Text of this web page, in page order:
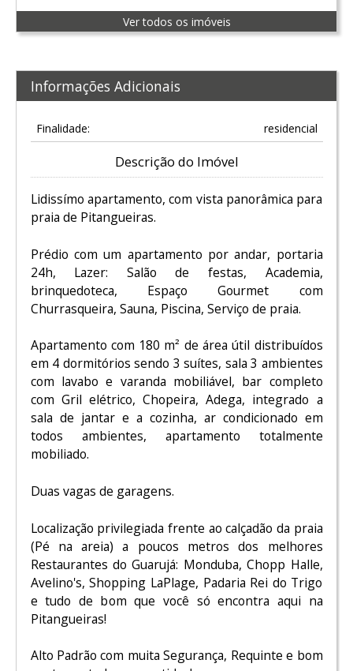
Ver todos os imóveis
Informações Adicionais
Finalidade: residencial
Descrição do Imóvel
Lidissímo apartamento, com vista panorâmica para
praia de Pitangueiras.
Prédio com um apartamento por andar, portaria
24h, Lazer: Salão de festas, Academia,
brinquedoteca, Espaço Gourmet com
Churrasqueira, Sauna, Piscina, Serviço de praia.
Apartamento com 180 m² de área útil distribuídos
em 4 dormitórios sendo 3 suítes, sala 3 ambientes
com lavabo e varanda mobiliável, bar completo
com Gril elétrico, Chopeira, Adega, integrado a
sala de jantar e a cozinha, ar condicionado em
todos ambientes, apartamento totalmente
mobiliado.
Duas vagas de garagens.
Localização privilegiada frente ao calçadão da praia
(Pé na areia) a poucos metros dos melhores
Restaurantes do Guarujá: Monduba, Chopp Halle,
Avelino's, Shopping LaPlage, Padaria Rei do Trigo
e tudo de bom que você só encontra aqui na
Pitangueiras!
Alto Padrão com muita Segurança, Requinte e bom